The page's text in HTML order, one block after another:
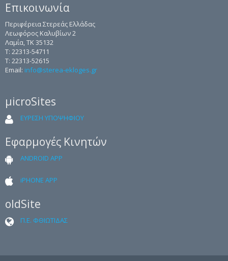
Επικοινωνία
Περιφέρεια Στερεάς Ελλάδας
Λεωφόρος Καλυβίων 2
Λαμία, ΤΚ 35132
Τ: 22313-54711
Τ: 22313-52615
Email: info@sterea-ekloges.gr
μicroSites
ΕΥΡΕΣΗ ΥΠΟΨΗΦΙΟΥ
Εφαρμογές Κινητών
ANDROID APP
iPHONE APP
oldSite
Π.Ε. ΦΘΙΩΤΙΔΑΣ